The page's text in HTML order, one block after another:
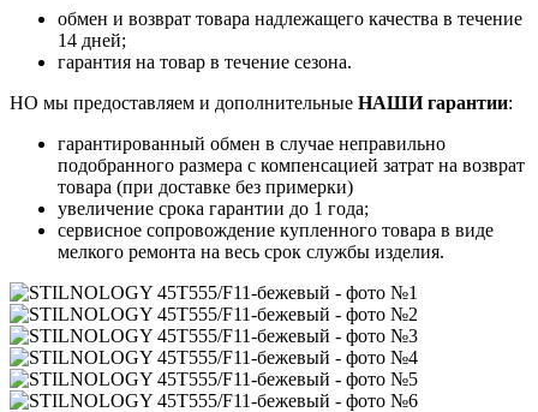
обмен и возврат товара надлежащего качества в течение
14 дней;
гарантия на товар в течение сезона.
НО мы предоставляем и дополнительные НАШИ гарантии:
гарантированный обмен в случае неправильно
подобранного размера с компенсацией затрат на возврат
товара (при доставке без примерки)
увеличение срока гарантии до 1 года;
сервисное сопровождение купленного товара в виде
мелкого ремонта на весь срок службы изделия.